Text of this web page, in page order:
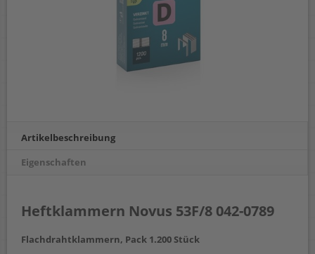
Artikelbeschreibung
Eigenschaften
Heftklammern Novus 53F/8 042-0789
Flachdrahtklammern, Pack 1.200 Stück